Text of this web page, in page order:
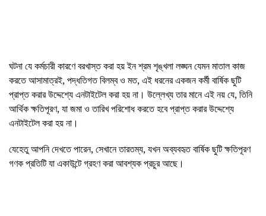
ঘটনা যে কর্মচারী কারণে বরখাস্ত করা হয় ইন শ্রম শৃঙ্খলা লঙ্ঘন যেমন মাতাল কাজ
করতে আসামাত্রই, পদ্ধতিগত বিলম্ব ও মত, এই ধরনের একজন কর্মী বার্ষিক ছুটি
প্রাপ্ত করার উদ্দেশ্যে এনটাইটেল করা হয় না। উল্লেখ্য তার মানে এই নয় যে, তিনি
আর্থিক ক্ষতিপূরণ, যা জমা ও তারিখ পরিশোধ করতে হবে প্রাপ্ত করার উদ্দেশ্যে
এনটাইটেল করা হয় না।
যেহেতু আপনি দেখতে পারেন, সেখানে তারতম্য, যখন অব্যবহৃত বার্ষিক ছুটি ক্ষতিপূরণ
গণক প্রতিটি যা একাউন্টে গ্রহণ করা আবশ্যক প্রচুর আছে।